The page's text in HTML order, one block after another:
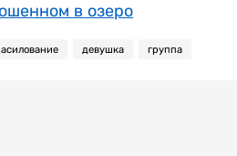
в озеро
девушка группа